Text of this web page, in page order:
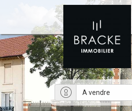
A vendre